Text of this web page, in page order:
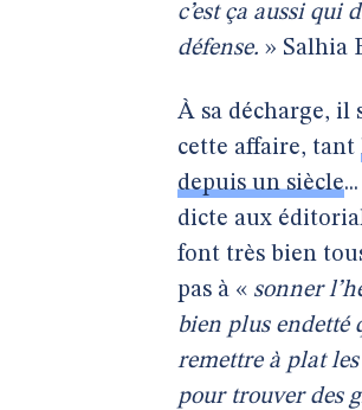
c’est ça aussi
défense. » Salhia
À sa décharge, il
cette affaire, tant
depuis un siècle
dicte aux
font très bien
pas à « sonner
bien plus endetté
remettre à plat les
pour trouver des